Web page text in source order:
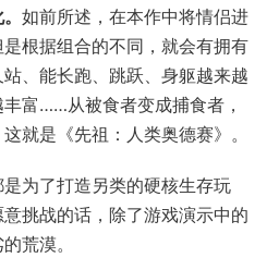
如前所述，在本作中将情侣进
根据组合的不同，就会有拥有
、能长跑、跳跃、身躯越来越
富……从被食者变成捕食者，
就是《先祖：人类奥德赛》。
为了打造另类的硬核生存玩
挑战的话，除了游戏演示中的
荒漠。